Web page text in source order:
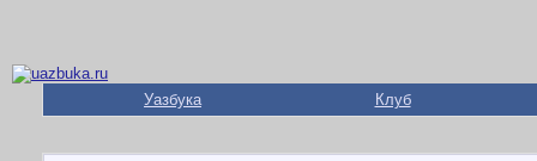
Уазбука Клуб